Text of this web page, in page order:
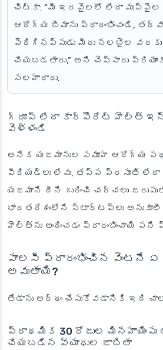
చిట్కా: “మీ ఇరవైలలో లేదా ముప్పైల
ఆరోగ్య బీమాను ప్రారంభించండి,
పెరిగినప్పుడు మీరు నలభైల
చేయబడతారు,” అని చెప్పారు
సలహాదారు.
గ్రూప్ లేదా కార్పొరేట్ హెల్త్
వెళ్ళండి
అనేక యజమానుల సమూహ ఆరోగ్య
పీరియడ్‌లు లేవు, తప్ప ప్రసూతి లేదా
యజమాని దీని గురించి చర్చలు
భారతదేశంలోని స్టార్టప్‌లు
హెల్త్‌ను అందించడం ప్రారంభించాయి
పాలసీ ప్రారంభించిన వెంటనే ఏ
అవుతాయి?
తేడాను అర్థం చేసుకోవడానికి ఇది చాలా
ప్రాథమిక 30 రోజుల
చేయబడిన వ్యాధుల జాబితా